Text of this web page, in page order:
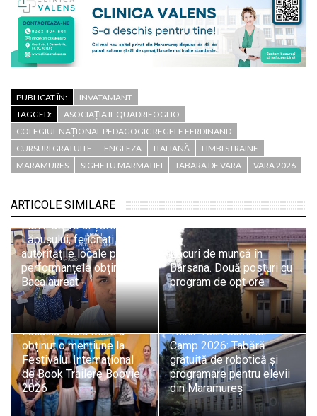
PUBLICAT ÎN:
INVATAMANT
TAGGED:
ASOCIAȚIA IL QUADRIFOGLIO
COLEGIUL NAȚIONAL PEDAGOGIC REGELE FERDINAND
CURSURI GRATUITE
ENGLEZA ITALIANĂ
LIMBI STRAINE
MARAMURES
SIGHETU MARMATIEI TABARA DE VARA VARA 2026
ARTICOLE SIMILARE
Elevii de 10 ai Țării
Lăpușului, felicitați de
autoritățile locale pentru
performanțele obținute la
Bacalaureat
Locuri de muncă în
Bârsana. Două posturi cu
program de opt ore
Echipa Colegiului „Vasile
Lucaciu” Baia Mare a
obținut o mențiune la
Festivalul Internațional
de Book Trailere Boovie
2026
Think-Tech Summer
Camp 2026: Tabără
gratuită de robotică și
programare pentru elevii
din Maramureș